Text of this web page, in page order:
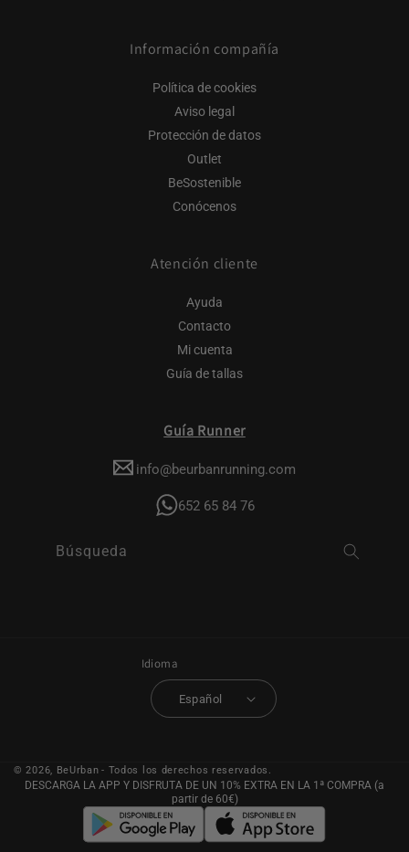
Información compañía
Política de cookies
Aviso legal
Protección de datos
Outlet
BeSostenible
Conócenos
Atención cliente
Ayuda
Contacto
Mi cuenta
Guía de tallas
Guía Runner
info@beurbanrunning.com
652 65 84 76
Búsqueda
Idioma
Español
© 2026, BeUrban - Todos los derechos reservados.
DESCARGA LA APP Y DISFRUTA DE UN 10% EXTRA EN LA 1ª COMPRA (a
partir de 60€)